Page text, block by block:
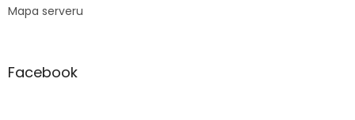
Mapa serveru
Facebook